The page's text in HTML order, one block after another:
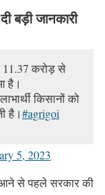
बड़ी जानकारी
11.37 करोड़ से
है।
किसानों को
है।#agrigoi
5, 2023
आने से पहले सरकार की